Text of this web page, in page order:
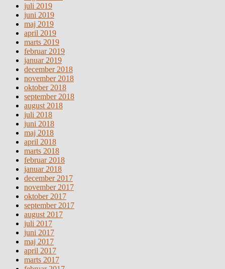
juli 2019
juni 2019
maj 2019
april 2019
marts 2019
februar 2019
januar 2019
december 2018
november 2018
oktober 2018
september 2018
august 2018
juli 2018
juni 2018
maj 2018
april 2018
marts 2018
februar 2018
januar 2018
december 2017
november 2017
oktober 2017
september 2017
august 2017
juli 2017
juni 2017
maj 2017
april 2017
marts 2017